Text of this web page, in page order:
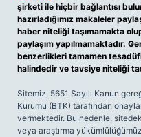
şirketi ile hiçbir bağlantısı
hazırladığımız makaleler
haber niteliği taşımamakta
paylaşım yapılmamaktadır.
benzerlikleri tamamen
halindedir ve tavsiye niteliği
Sitemiz, 5651 Sayılı Kanun
Kurumu (BTK) tarafından
vermektedir. Bu nedenle,
veya araştırma